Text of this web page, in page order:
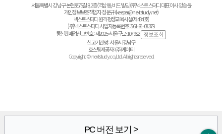
서울특별시 강남구 논현로75길 8, 2층(역삼동, 비드 빌딩) ㈜넥스트스터디 대표이사 양승윤
개인정보보호책임자 정운규 (keeper@nextstudy.net)
넥스트스터디 원격평생교육시설(제434호)
(주)넥스트스터디 사업자등록번호 : 561-81-03379
통신판매업신고번호 : 제2025-서울구로-1079호
신고기관명 : 서울시 강남구
호스팅제공자 : (주)케이티
Copyright © nextstudy.co.,Ltd. All rights reserved.
PC 버전 보기 >